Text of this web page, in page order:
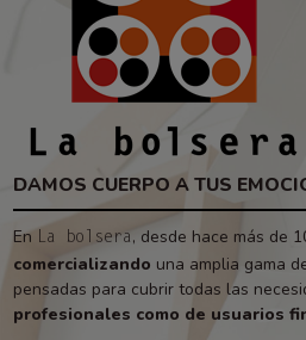
DAMOS CUERPO A TUS
En La bolsera, desde hace más de
comercializando una amplia gama
pensadas para cubrir todas las
profesionales como de usuarios